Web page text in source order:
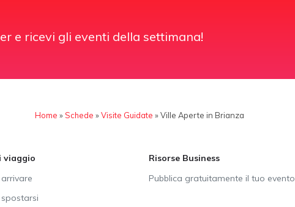
e ricevi gli eventi della settimana!
Home »Schede »Visite Guidate »Ville Aperte in Brianza
viaggio
Risorse Business
Pubblica gratuitamente il tuo evento